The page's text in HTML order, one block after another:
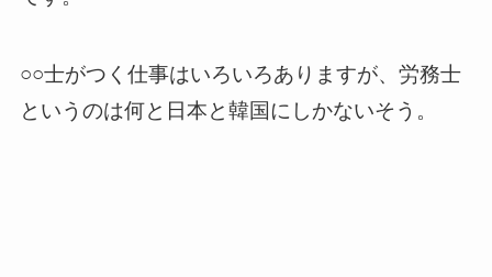
○○士がつく仕事はいろいろありますが、労務士
というのは何と日本と韓国にしかないそう。